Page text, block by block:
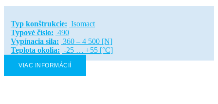
Typ konštrukcie: Isomact
Typové číslo: 490
Vypínacia sila: 360 – 4 500 [N]
Teplota okolia: -25 … +55 [°C]
VIAC INFORMÁCIÍ